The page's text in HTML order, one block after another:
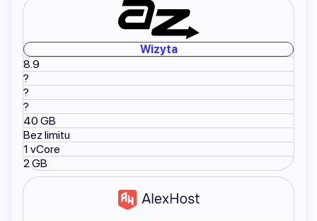
Wizyta
8.9
?
?
?
40 GB
Bez limitu
1 vCore
2 GB